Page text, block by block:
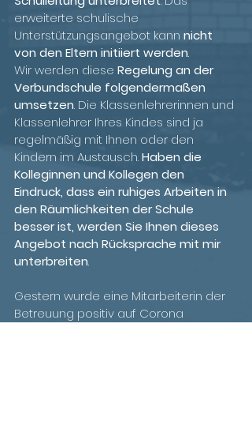
erweiterte schulische
Unterstützungsangebot kann nicht
von den Eltern initiiert werden.
Wir werden diese Regelung an der
Verbundschule folgendermaßen
umsetzen. Die Klassenlehrerinnen und
Klassenlehrer Ihres Kindes sind ja
regelmäßig mit Ihnen oder den
Kindern im Austausch. Haben die
Kolleginnen und Kollegen den
Eindruck, dass ein ruhiges Arbeiten in
den Räumlichkeiten der Schule
besser ist, werden Sie Ihnen dieses
Angebot nach Rücksprache mit mir
unterbreiten.
Gestern wurde eine Mitarbeiterin der
Betreuung positiv auf Corona